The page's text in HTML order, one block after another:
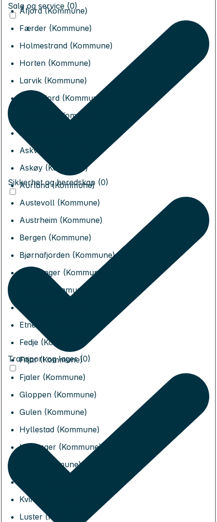
Åfjord (Kommune)
Færder (Kommune)
Holmestrand (Kommune)
Horten (Kommune)
Larvik (Kommune)
Sandefjord (Kommune)
Tønsberg (Kommune)
Alver (Kommune)
Askvoll (Kommune)
Askøy (Kommune)
Aurland (Kommune)
Austevoll (Kommune)
Austrheim (Kommune)
Bergen (Kommune)
Bjørnafjorden (Kommune)
Bremanger (Kommune)
Bømlo (Kommune)
Etne (Kommune)
Fedje (Kommune)
Fitjar (Kommune)
Fjaler (Kommune)
Gloppen (Kommune)
Gulen (Kommune)
Hyllestad (Kommune)
Høyanger (Kommune)
Kinn (Kommune)
Kvinnherad (Kommune)
Luster (Kommune)
Salg og service (0)
Sikkerhet og beredskap (0)
Transport og lager (0)